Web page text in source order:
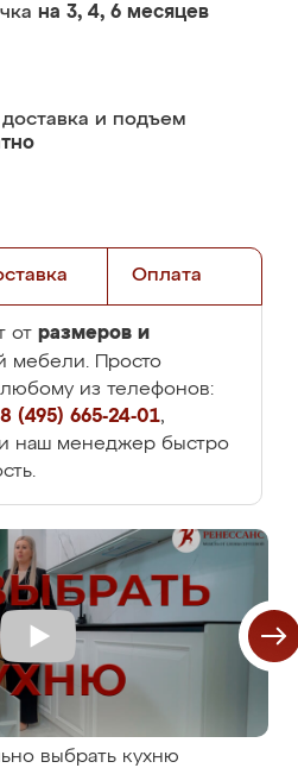
на 3, 4, 6 месяцев
доставка и подъем
Оплата
от размеров и
мебели. Просто
из телефонов:
8 (495) 665-24-01,
наш менеджер быстро
выбрать кухню